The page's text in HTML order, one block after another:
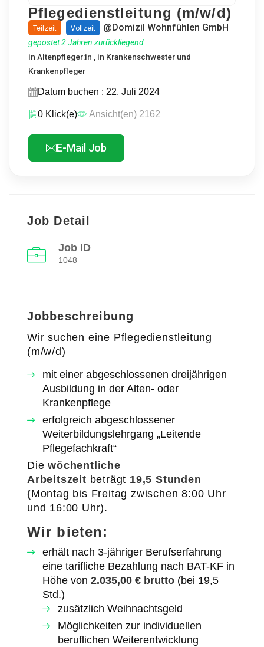
Pflegedienstleitung (m/w/d)
Teilzeit Vollzeit @Domizil Wohnfühlen GmbH
gepostet 2 Jahren zurückliegend
in Altenpfleger:in , in Krankenschwester und
Krankenpfleger
Datum buchen : 22. Juli 2024
0 Klick(e) Ansicht(en) 2162
E-Mail Job
Job Detail
Job ID
1048
Jobbeschreibung
Wir suchen eine Pflegedienstleitung
(m/w/d)
mit einer abgeschlossenen dreijährigen
Ausbildung in der Alten- oder
Krankenpflege
erfolgreich abgeschlossener
Weiterbildungslehrgang „Leitende
Pflegefachkraft“
Diewöchentliche
Arbeitszeit beträgt 19,5 Stunden
(Montag bis Freitag zwischen 8:00 Uhr
und 16:00 Uhr).
Wir bieten:
erhält nach 3-jähriger Berufserfahrung
eine tarifliche Bezahlung nach BAT-KF in
Höhe von 2.035,00 € brutto (bei 19,5
Std.)
zusätzlich Weihnachtsgeld
Möglichkeiten zur individuellen
beruflichen Weiterentwicklung